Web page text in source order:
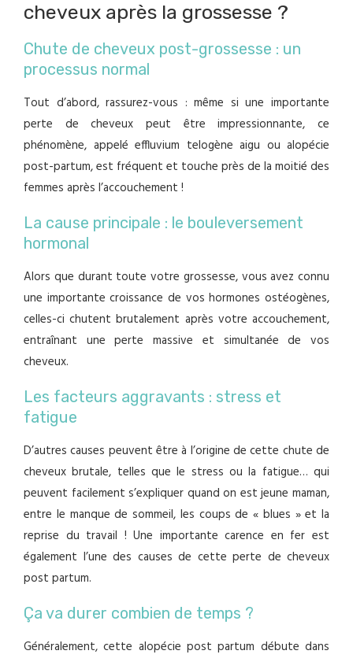
cheveux après la grossesse ?
Chute de cheveux post-grossesse : un
processus normal
Tout d’abord, rassurez-vous : même si une importante
perte de cheveux peut être impressionnante, ce
phénomène, appelé effluvium telogène aigu ou alopécie
post-partum, est fréquent et touche près de la moitié des
femmes après l’accouchement !
La cause principale : le bouleversement
hormonal
Alors que durant toute votre grossesse, vous avez connu
une importante croissance de vos hormones ostéogènes,
celles-ci chutent brutalement après votre accouchement,
entraînant une perte massive et simultanée de vos
cheveux.
Les facteurs aggravants : stress et
fatigue
D’autres causes peuvent être à l’origine de cette chute de
cheveux brutale, telles que le stress ou la fatigue… qui
peuvent facilement s’expliquer quand on est jeune maman,
entre le manque de sommeil, les coups de « blues » et la
reprise du travail ! Une importante carence en fer est
également l’une des causes de cette perte de cheveux
post partum.
Ça va durer combien de temps ?
Généralement, cette alopécie post partum débute dans